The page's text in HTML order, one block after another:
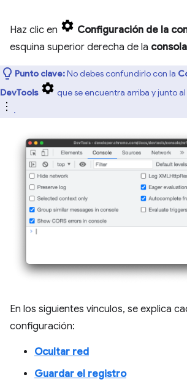
Haz clic en Configuración de la
esquina superior derecha de la consola
Punto clave:No debes confundirlo con la
DevTools
que se encuentra arriba y junto
.
En los siguientes vínculos, se explica
configuración:
Ocultar red
Guardar el registro